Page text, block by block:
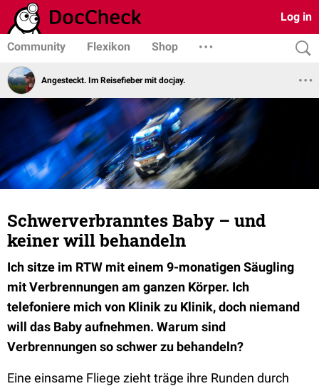
Log in
Community Flexikon Shop
Angesteckt. Im Reisefieber mit docjay.
Schwerverbranntes Baby – und
keiner will behandeln
Ich sitze im RTW mit einem 9-monatigen Säugling
mit Verbrennungen am ganzen Körper. Ich
telefoniere mich von Klinik zu Klinik, doch niemand
will das Baby aufnehmen. Warum sind
Verbrennungen so schwer zu behandeln?
Eine einsame Fliege zieht träge ihre Runden durch